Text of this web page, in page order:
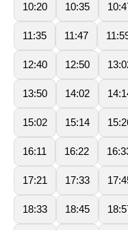
10:20 10:35
11:35 11:47
12:40 12:50
13:50 14:02
15:02 15:14
16:11 16:22
17:21 17:33
18:33 18:45